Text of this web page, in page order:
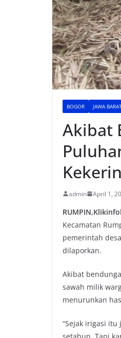
BOGOR JAWA
Akibat
admin April 1,
Kecamatan
pemerintah
dilaporkan.
Akibat
sawah milik
menurunkan
“Sejak irigasi